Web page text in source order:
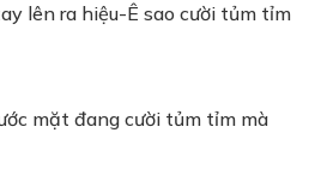
lên ra hiệu-Ê sao cười tủm tỉm
mặt đang cười tủm tỉm mà